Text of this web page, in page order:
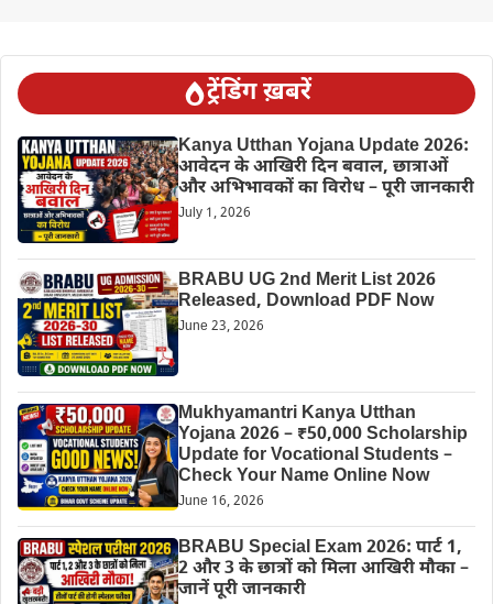
ट्रेंडिंग ख़बरें
Kanya Utthan Yojana Update 2026:
आवेदन के आखिरी दिन बवाल, छात्राओं
और अभिभावकों का विरोध – पूरी जानकारी
July 1, 2026
BRABU UG 2nd Merit List 2026
Released, Download PDF Now
June 23, 2026
Mukhyamantri Kanya Utthan
Yojana 2026 – ₹50,000 Scholarship
Update for Vocational Students –
Check Your Name Online Now
June 16, 2026
BRABU Special Exam 2026: पार्ट 1,
2 और 3 के छात्रों को मिला आखिरी मौका –
जानें पूरी जानकारी